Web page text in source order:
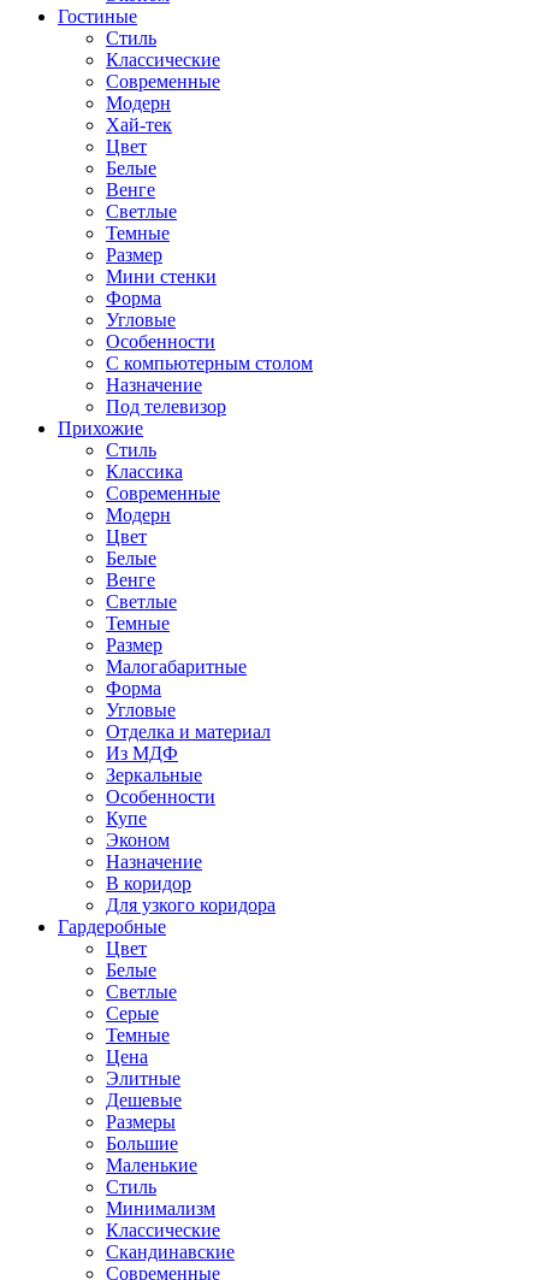
Гостиные
Стиль
Классические
Современные
Модерн
Хай-тек
Цвет
Белые
Венге
Светлые
Темные
Размер
Мини стенки
Форма
Угловые
Особенности
С компьютерным столом
Назначение
Под телевизор
Прихожие
Стиль
Классика
Современные
Модерн
Цвет
Белые
Венге
Светлые
Темные
Размер
Малогабаритные
Форма
Угловые
Отделка и материал
Из МДФ
Зеркальные
Особенности
Купе
Эконом
Назначение
В коридор
Для узкого коридора
Гардеробные
Цвет
Белые
Светлые
Серые
Темные
Цена
Элитные
Дешевые
Размеры
Большие
Маленькие
Стиль
Минимализм
Классические
Скандинавские
Современные